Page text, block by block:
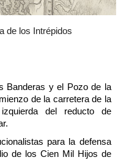
de los Intrépidos
Banderas y el Pozo de la
de la carretera de la
del reducto de
para la defensa
de los Cien Mil Hijos de